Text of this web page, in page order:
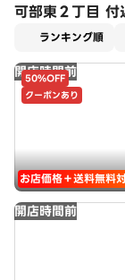
可部東２丁目
ランキング順
開店時間前
50%OFF
クーポンあり
お店価格＋送料無料
開店時間前